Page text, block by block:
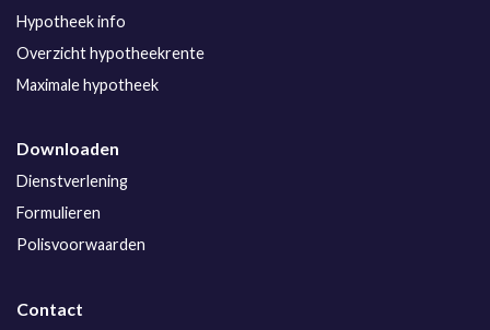
Hypotheek info
Overzicht hypotheekrente
Maximale hypotheek
Downloaden
Dienstverlening
Formulieren
Polisvoorwaarden
Contact